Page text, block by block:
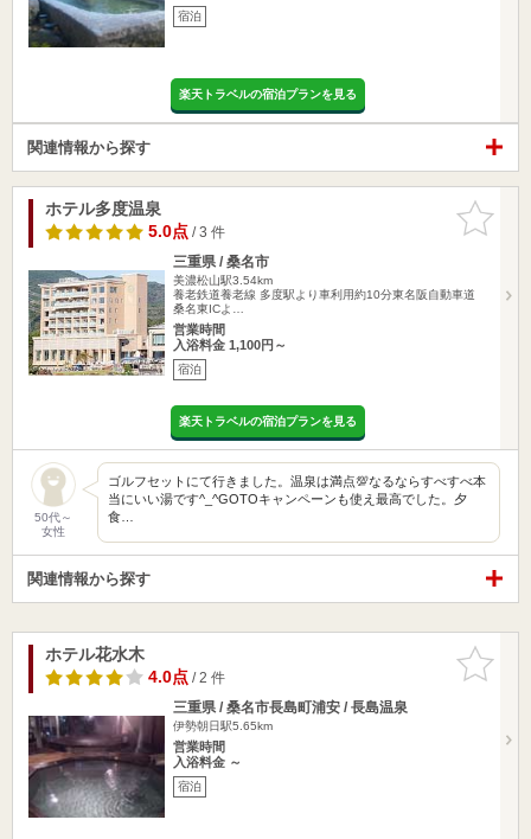
宿泊
楽天トラベルの宿泊プランを見る
関連情報から探す
お気に入
りに追加
ホテル多度温泉
5.0点/ 3 件
三重県 / 桑名市
美濃松山駅3.54km
養老鉄道養老線 多度駅より車利用約10分東名阪自動車道
桑名東ICよ…
営業時間
入浴料金 1,100円～
宿泊
楽天トラベルの宿泊プランを見る
50代～
女性
ゴルフセットにて行きました。温泉は満点💯なるならすべすべ本
当にいい湯です^_^GOTOキャンペーンも使え最高でした。夕
食…
関連情報から探す
お気に入
りに追加
ホテル花水木
4.0点/ 2 件
三重県 / 桑名市長島町浦安 / 長島温泉
伊勢朝日駅5.65km
営業時間
入浴料金 ～
宿泊